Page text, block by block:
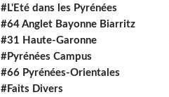
#L'Eté dans les Pyrénées
#64 Anglet Bayonne Biarritz
#31 Haute-Garonne
#Pyrénées Campus
#66 Pyrénées-Orientales
#Faits Divers